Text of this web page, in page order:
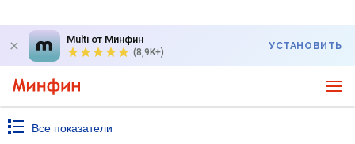
Multi от Минфин
(8,9K+)
УСТАНОВИТЬ
Все показатели